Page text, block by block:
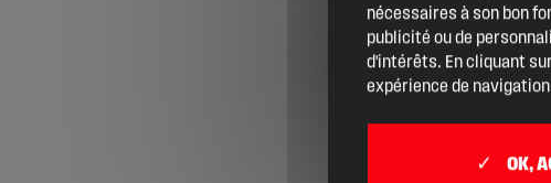
Actualités
Boîte à outils
nécessaires à son bon
publicité ou de
d'intérêts. En cliquant
expérience de
OK,